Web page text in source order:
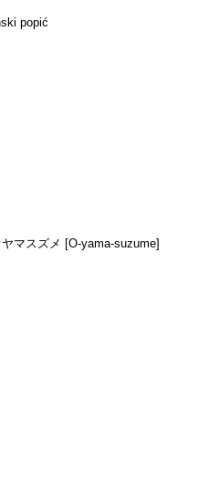
popić
マスズメ [O-yama-suzume]